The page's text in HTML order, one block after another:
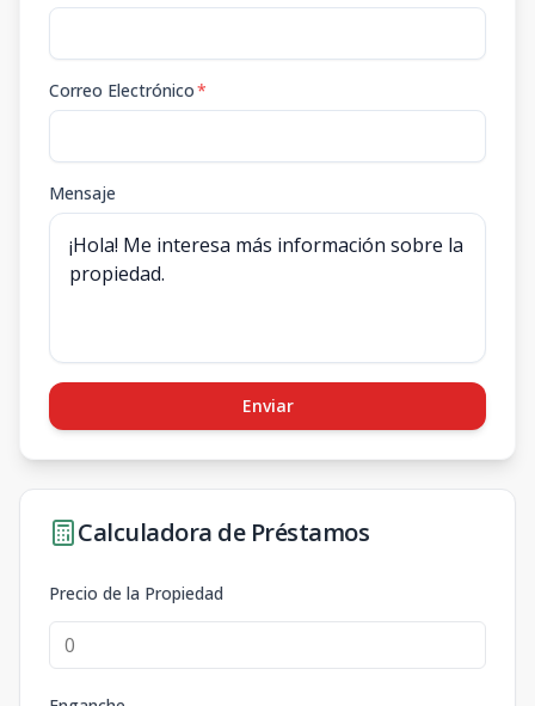
Correo Electrónico*
Mensaje
Enviar
Calculadora de Préstamos
Precio de la Propiedad